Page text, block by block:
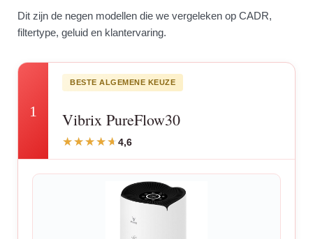
Dit zijn de negen modellen die we vergeleken op CADR,
filtertype, geluid en klantervaring.
1
BESTE ALGEMENE KEUZE
Vibrix PureFlow30
4,6